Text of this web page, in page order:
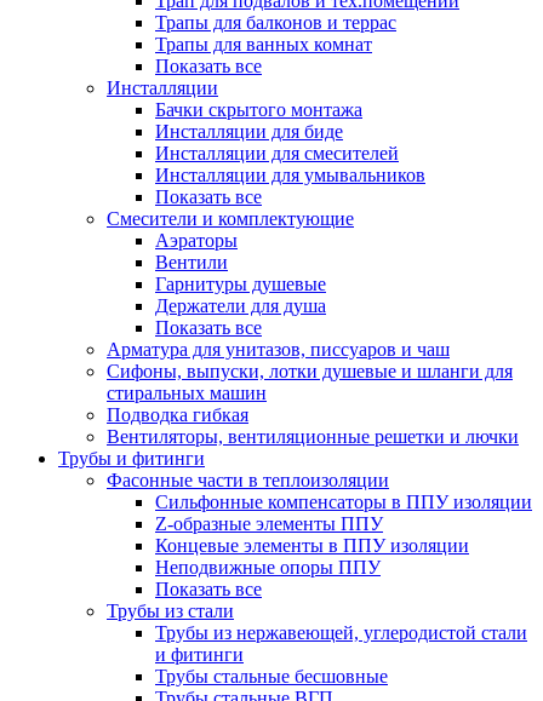
Трапы для балконов и террас
Трапы для ванных комнат
Показать все
Инсталляции
Бачки скрытого монтажа
Инсталляции для биде
Инсталляции для смесителей
Инсталляции для умывальников
Показать все
Смесители и комплектующие
Аэраторы
Вентили
Гарнитуры душевые
Держатели для душа
Показать все
Арматура для унитазов, писсуаров и чаш
Сифоны, выпуски, лотки душевые и шланги для
стиральных машин
Подводка гибкая
Вентиляторы, вентиляционные решетки и лючки
Трубы и фитинги
Фасонные части в теплоизоляции
Cильфонные компенсаторы в ППУ изоляции
Z-образные элементы ППУ
Концевые элементы в ППУ изоляции
Неподвижные опоры ППУ
Показать все
Трубы из стали
Трубы из нержавеющей, углеродистой стали
и фитинги
Трубы стальные бесшовные